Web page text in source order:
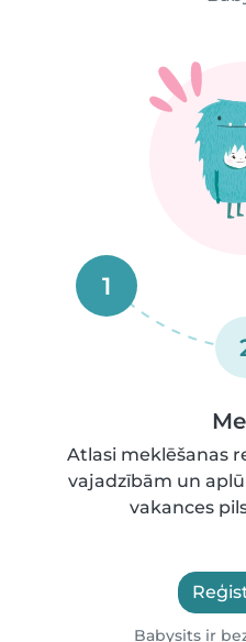
1
Atlasi meklēšanas
vajadzībām un
vakances
Babysits ir